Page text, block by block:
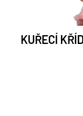
KUŘECÍ